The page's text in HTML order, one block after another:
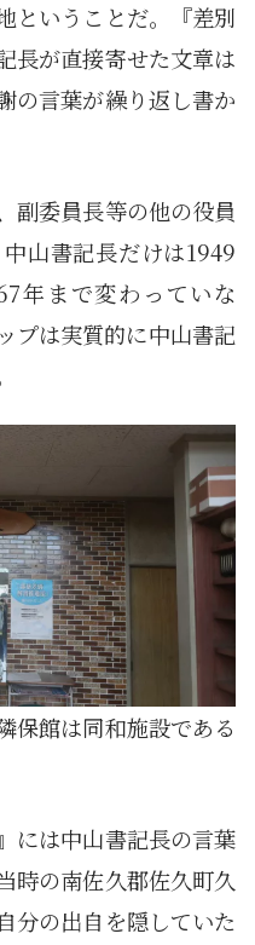
ということだ。『差別
長が直接寄せた文章は
の言葉が繰り返し書か
副委員長等の他の役員
山書記長だけは1949
年まで変わっていな
プは実質的に中山書記
保館は同和施設である
には中山書記長の言葉
時の南佐久郡佐久町久
分の出自を隠していた